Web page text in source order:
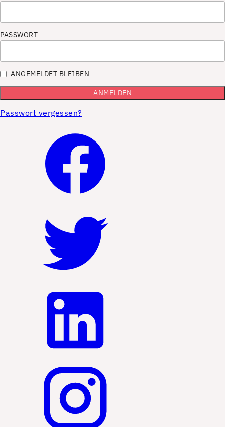
PASSWORT
ANGEMELDET BLEIBEN
Passwort vergessen?